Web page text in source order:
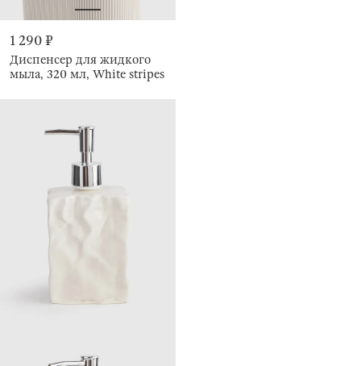
1 290 ₽
Диспенсер для жидкого
мыла, 320 мл, White stripes